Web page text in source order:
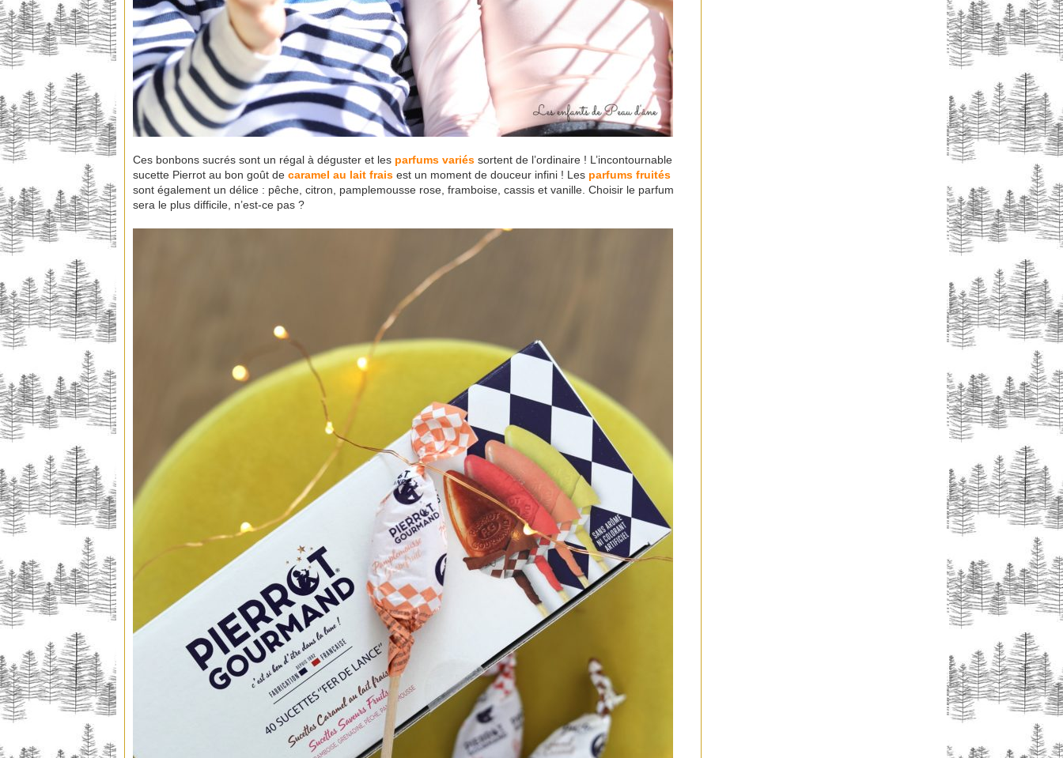
Ces bonbons sucrés sont un régal à déguster et les parfums variés sortent de l’ordinaire ! L’incontournable
sucette Pierrot au bon goût de caramel au lait frais est un moment de douceur infini ! Les parfums fruités
sont également un délice : pêche, citron, pamplemousse rose, framboise, cassis et vanille. Choisir le parfum
sera le plus difficile, n’est-ce pas ?